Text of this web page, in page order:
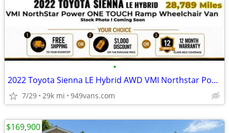
•
2022 Toyota Sienna LE Hybrid AWD VMI Northstar Power ONE TOUCH Inflo
7/29 29k mi 949vans.com
$169,900